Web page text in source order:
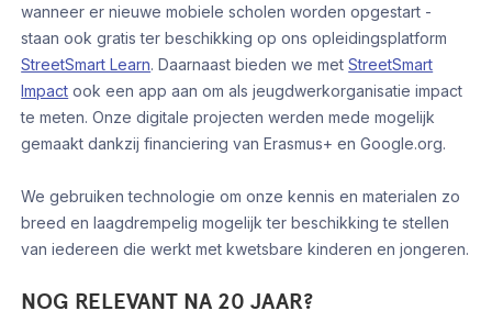
wanneer er nieuwe mobiele scholen worden opgestart -
staan ook gratis ter beschikking op ons opleidingsplatform
StreetSmart Learn. Daarnaast bieden we metStreetSmart
Impact ook een app aan om als jeugdwerkorganisatie impact
te meten. Onze digitale projecten werden mede mogelijk
gemaakt dankzij financiering van Erasmus+ en Google.org.
We gebruiken technologie om onze kennis en materialen zo
breed en laagdrempelig mogelijk ter beschikking te stellen
van iedereen die werkt met kwetsbare kinderen en jongeren.
NOG RELEVANT NA 20 JAAR?